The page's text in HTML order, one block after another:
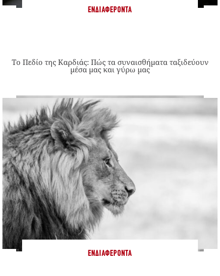
ΕΝΔΙΑΦΈΡΟΝΤΑ
Το Πεδίο της Καρδιάς: Πώς τα συναισθήματα ταξιδεύουν
μέσα μας και γύρω μας
ΕΝΔΙΑΦΈΡΟΝΤΑ